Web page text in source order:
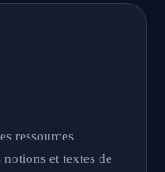
ressources
et textes de